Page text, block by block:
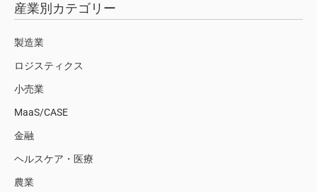
産業別カテゴリー
製造業
ロジスティクス
小売業
MaaS/CASE
金融
ヘルスケア・医療
農業